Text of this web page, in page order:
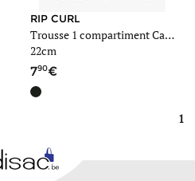
RIP CURL
Trousse 1 compartiment Camo
22cm
790
1